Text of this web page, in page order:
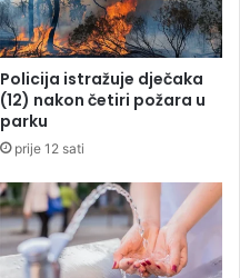
Policija istražuje dječaka
(12) nakon četiri požara u
parku
prije 12 sati